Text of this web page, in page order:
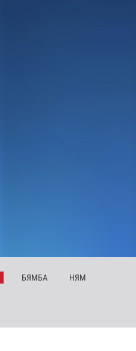
БЯМБА НЯМ